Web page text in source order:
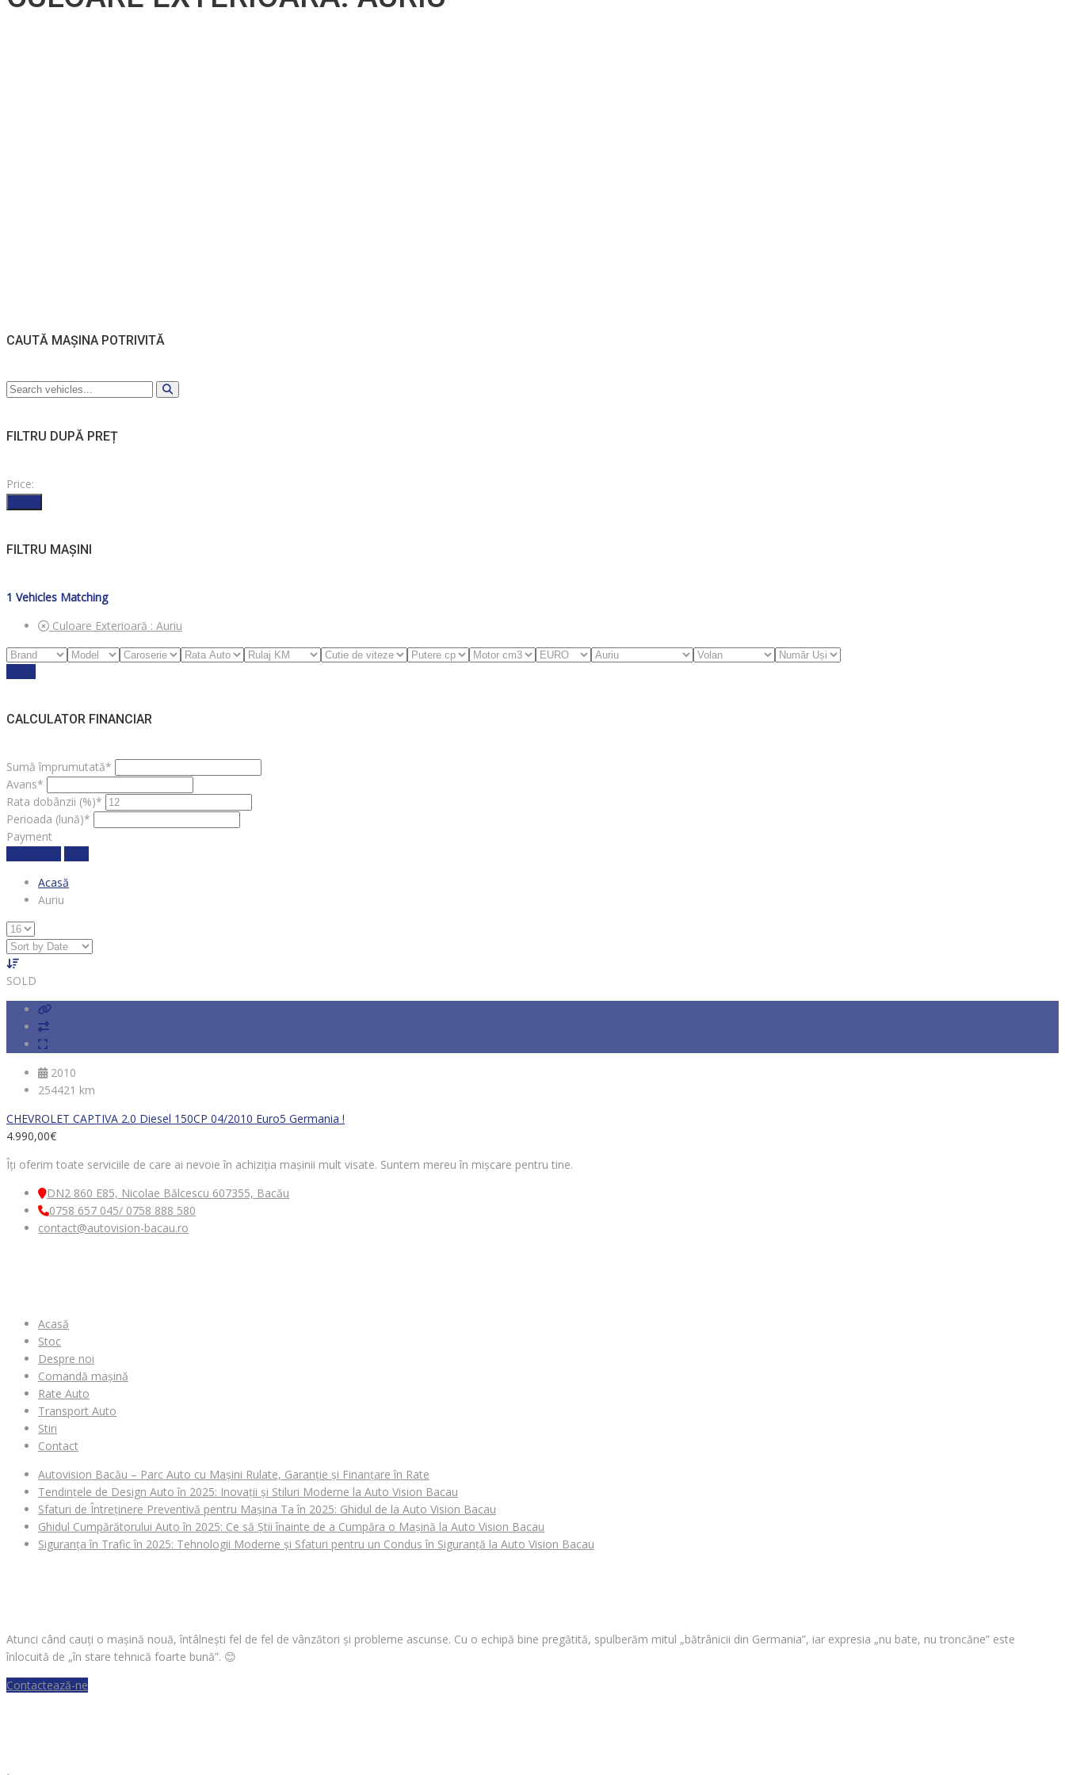
CAUTĂ MAȘINA POTRIVITĂ
FILTRU DUPĂ PREȚ
Price:
FILTRU MAȘINI
1 Vehicles Matching
Culoare Exterioară : Auriu
CALCULATOR FINANCIAR
Sumă împrumutată*
Avans*
Rata dobânzii (%)*
Perioada (lună)*
Payment
Acasă
Auriu
SOLD
2010
254421 km
CHEVROLET CAPTIVA 2.0 Diesel 150CP 04/2010 Euro5 Germania !
4.990,00€
Îți oferim toate serviciile de care ai nevoie în achiziția mașinii mult visate. Suntem mereu în mișcare pentru tine.
DN2 860 E85, Nicolae Bălcescu 607355, Bacău
0758 657 045/ 0758 888 580
contact@autovision-bacau.ro
Acasă
Stoc
Despre noi
Comandă mașină
Rate Auto
Transport Auto
Stiri
Contact
Autovision Bacău – Parc Auto cu Mașini Rulate, Garanție și Finanțare în Rate
Tendințele de Design Auto în 2025: Inovații și Stiluri Moderne la Auto Vision Bacau
Sfaturi de Întreținere Preventivă pentru Mașina Ta în 2025: Ghidul de la Auto Vision Bacau
Ghidul Cumpărătorului Auto în 2025: Ce să Știi înainte de a Cumpăra o Mașină la Auto Vision Bacau
Siguranța în Trafic în 2025: Tehnologii Moderne și Sfaturi pentru un Condus în Siguranță la Auto Vision Bacau
Atunci când cauți o mașină nouă, întâlnești fel de fel de vânzători și probleme ascunse. Cu o echipă bine pregătită, spulberăm mitul „bătrânicii din Germania”, iar expresia „nu bate, nu troncăne” este
înlocuită de „în stare tehnică foarte bună”. 😊
Contactează-ne